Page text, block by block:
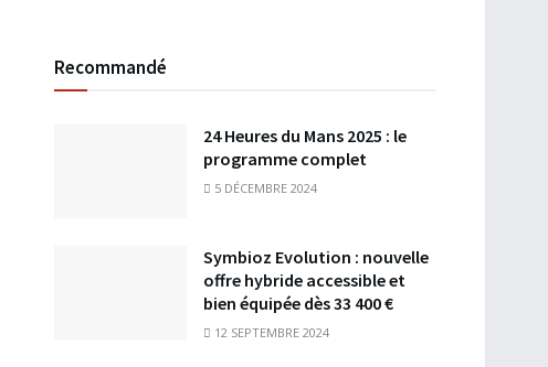
Recommandé
24 Heures du Mans 2025 : le
programme complet
5 DÉCEMBRE 2024
Symbioz Evolution : nouvelle
offre hybride accessible et
bien équipée dès 33 400 €
12 SEPTEMBRE 2024